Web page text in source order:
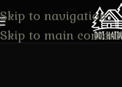
Skip to navigation
Skip to main content